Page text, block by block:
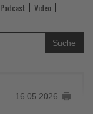
Podcast
Video
Suche
16.05.2026